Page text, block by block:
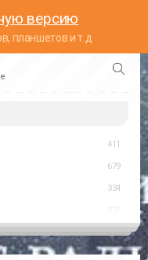
версию
планшетов и т.д
411
679
334